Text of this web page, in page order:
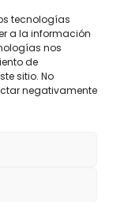
tecnologías
a la información
nos
de
sitio. No
negativamente